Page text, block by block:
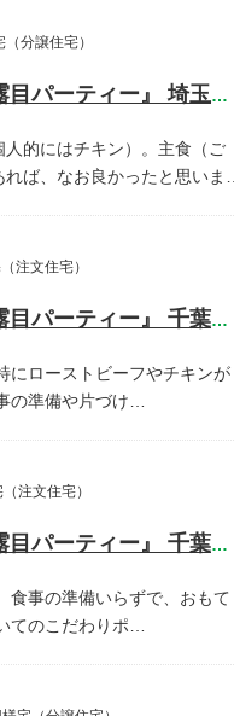
分譲住宅）
開催しました! 『新築お披露目パーティー』 埼玉県越谷市 H様宅
的にはチキン）。主食（ご
ば、なお良かったと思いま…
文住宅）
開催しました! 『新築お披露目パーティー』 千葉県流山市 K様宅
にローストビーフやチキンが
の準備や片づけ…
注文住宅）
開催しました! 『新築お披露目パーティー』 千葉県野田市 M様宅
食事の準備いらずで、おもて
てのこだわりポ…